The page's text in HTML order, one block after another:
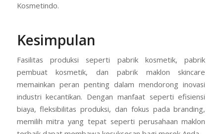
Kosmetindo.
Kesimpulan
Fasilitas produksi seperti pabrik kosmetik, pabrik
pembuat kosmetik, dan pabrik maklon skincare
memainkan peran penting dalam mendorong inovasi
industri kecantikan. Dengan manfaat seperti efisiensi
biaya, fleksibilitas produksi, dan fokus pada branding,
memilih mitra yang tepat seperti perusahaan maklon